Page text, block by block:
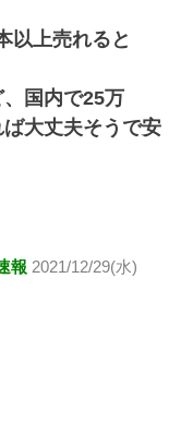
以上売れると
国内で25万
大丈夫そうで安
報 2021/12/29(水)